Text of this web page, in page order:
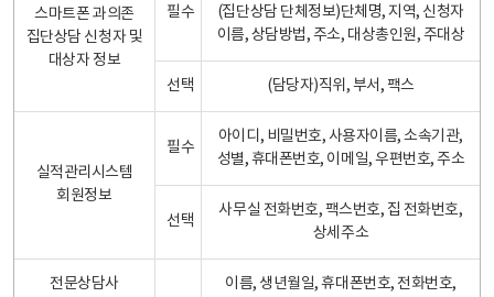
스마트폰 과의존
집단상담 신청자 및
대상자 정보
필수
(집단상담 단체정보)단체명, 지역, 신청자
이름, 상담방법, 주소, 대상총인원, 주대상
선택 (담당자)직위, 부서, 팩스
실적관리시스템
회원정보
필수
아이디, 비밀번호, 사용자이름, 소속기관,
성별, 휴대폰번호, 이메일, 우편번호, 주소
선택
사무실 전화번호, 팩스번호, 집 전화번호,
상세주소
전문상담사
이름, 생년월일, 휴대폰번호, 전화번호,